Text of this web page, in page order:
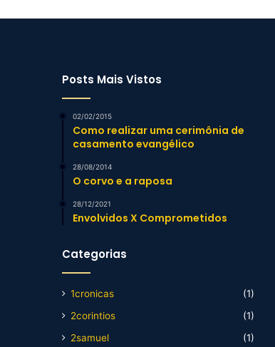
Posts Mais Vistos
02/02/2015
Como realizar uma cerimônia de
casamento evangélico
28/08/2014
O corvo e a raposa
28/12/2021
Envolvidos X Comprometidos
Categorias
1cronicas
(1)
2corintios
(1)
2samuel
(1)